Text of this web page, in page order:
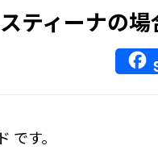
ティーナの場
です。